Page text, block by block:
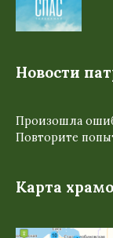
Новости
Произошла
Повторите
Карта